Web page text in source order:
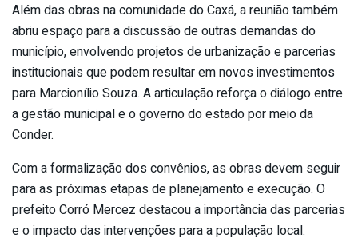
Além das obras na comunidade do Caxá, a reunião também
abriu espaço para a discussão de outras demandas do
município, envolvendo projetos de urbanização e parcerias
institucionais que podem resultar em novos investimentos
para Marcionílio Souza. A articulação reforça o diálogo entre
a gestão municipal e o governo do estado por meio da
Conder.
Com a formalização dos convênios, as obras devem seguir
para as próximas etapas de planejamento e execução. O
prefeito Corró Mercez destacou a importância das parcerias
e o impacto das intervenções para a população local.